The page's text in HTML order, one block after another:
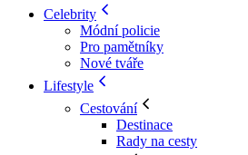
Celebrity
Módní policie
Pro pamětníky
Nové tváře
Lifestyle
Cestování
Destinace
Rady na cesty